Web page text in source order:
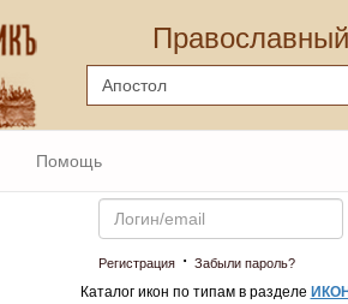
Помощь
Email
Регистрация· Забыли пароль?
Каталог икон по типам в разделе